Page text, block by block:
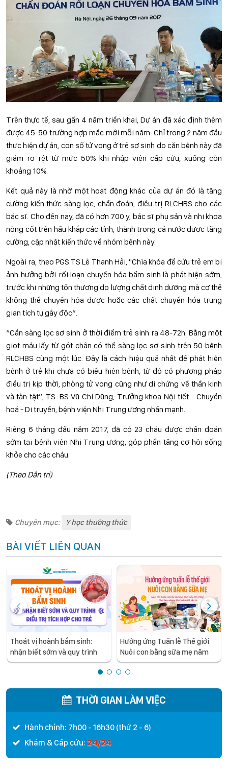
Trên thực tế, sau gần 4 năm triển khai, Dự án đã xác định thêm
được 45-50 trường hợp mắc mới mỗi năm. Chỉ trong 2 năm đầu
thực hiện dự án, con số tử vong ở trẻ sơ sinh do căn bệnh này đã
giảm rõ rệt từ mức 50% khi nhập viện cấp cứu, xuống còn
khoảng 10%.
Kết quả này là nhờ một hoạt động khác của dự án đó là tăng
cường kiến thức sàng lọc, chẩn đoán, điều trị RLCHBS cho các
bác sĩ. Cho đến nay, đã có hơn 700 y, bác sĩ phụ sản và nhi khoa
nòng cốt trên hầu khắp các tỉnh, thành trong cả nước được tăng
cường, cập nhật kiến thức về nhóm bệnh này.
Ngoài ra, theo PGS.TS Lê Thanh Hải, "Chìa khóa để cứu trẻ em bị
ảnh hưởng bởi rối loạn chuyển hóa bẩm sinh là phát hiện sớm,
trước khi những tổn thương do lượng chất dinh dưỡng mà cơ thể
không thể chuyển hóa được hoặc các chất chuyển hóa trung
gian tích tụ gây độc”.
“Cần sàng lọc sơ sinh ở thời điểm trẻ sinh ra 48-72h. Bằng một
giọt máu lấy từ gót chân có thể sàng lọc sơ sinh trên 50 bệnh
RLCHBS cùng một lúc. Đây là cách hiệu quả nhất để phát hiện
bệnh ở trẻ khi chưa có biểu hiện bệnh, từ đó có phương pháp
điều trị kịp thời, phòng tử vong cũng như di chứng về thần kinh
và tàn tật”, TS. BS Vũ Chí Dũng, Trưởng khoa Nội tiết - Chuyển
hoá - Di truyền, bệnh viện Nhi Trung ương nhấn mạnh.
Riêng 6 tháng đầu năm 2017, đã có 23 cháu được chẩn đoán
sớm tại bệnh viện Nhi Trung ương, góp phần tăng cơ hội sống
khỏe cho các cháu.
(Theo Dân trí)
Chuyên mục: Y học thường thức
BÀI VIẾT LIÊN QUAN
Thoát vị hoành bẩm sinh:
nhận biết sớm và quy trình
điều trị tích hợp cho trẻ -
Hưởng ứng Tuần lễ Thế giới
Nuôi con bằng sữa mẹ năm
2026
THỜI GIAN LÀM VIỆC
Hành chính: 7h00 - 16h30 (thứ 2 - 6)
Khám & Cấp cứu: 24/24